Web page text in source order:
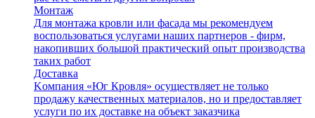
Монтаж
Для монтажа кровли или фасада мы рекомендуем
воспользоваться услугами наших партнеров - фирм,
накопивших большой практический опыт производства
таких работ
Доставка
Kомпания «Юг Кровля» осуществляет не только
продажу качественных материалов, но и предоставляет
услуги по их доставке на объект заказчика